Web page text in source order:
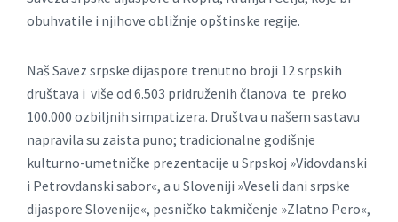
obuhvatile i njihove obližnje opštinske regije.
Naš Savez srpske dijaspore trenutno broji 12 srpskih
društava i više od 6.503 pridruženih članova te preko
100.000 ozbiljnih simpatizera. Društva u našem sastavu
napravila su zaista puno; tradicionalne godišnje
kulturno-umetničke prezentacije u Srpskoj »Vidovdanski
i Petrovdanski sabor«, a u Sloveniji »Veseli dani srpske
dijaspore Slovenije«, pesničko takmičenje »Zlatno Pero«,